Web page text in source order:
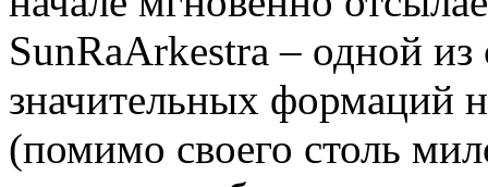
SunRaArkestra – одной
значительных формаций
(помимо своего столь